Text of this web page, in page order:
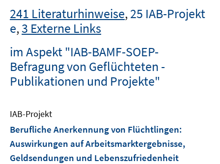
241 Literaturhinweise,25 IAB-Projekt
e,3 Externe Links
im Aspekt "IAB-BAMF-SOEP-
Befragung von Geflüchteten -
Publikationen und Projekte"
IAB-Projekt
Berufliche Anerkennung von Flüchtlingen:
Auswirkungen auf Arbeitsmarktergebnisse,
Geldsendungen und Lebenszufriedenheit